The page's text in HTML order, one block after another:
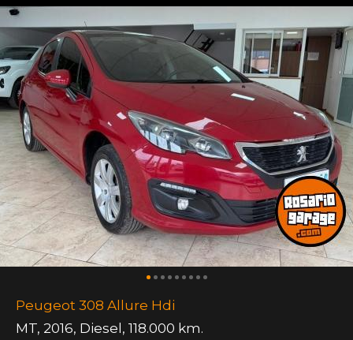
Peugeot 308 Allure Hdi
MT, 2016, Diesel , 118.000 km.